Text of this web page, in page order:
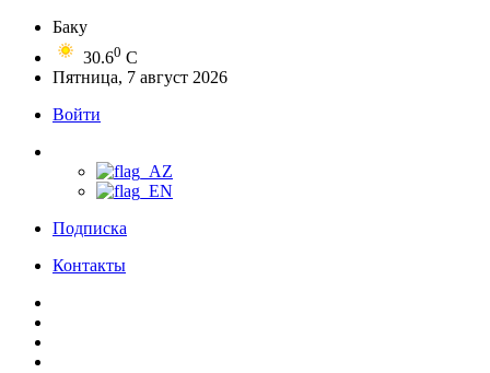
Баку
30.60 C
Пятница, 7 август 2026
Войти
Подписка
Контакты